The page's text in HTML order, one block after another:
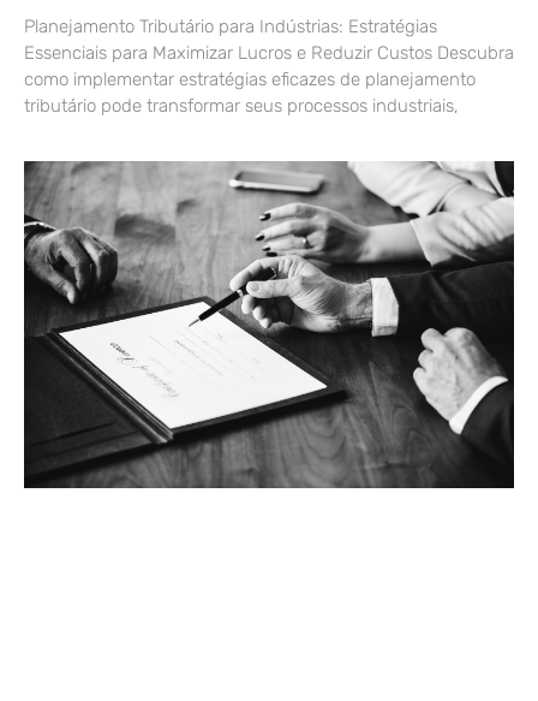
Planejamento Tributário para Indústrias: Estratégias
Essenciais para Maximizar Lucros e Reduzir Custos Descubra
como implementar estratégias eficazes de planejamento
tributário pode transformar seus processos industriais,